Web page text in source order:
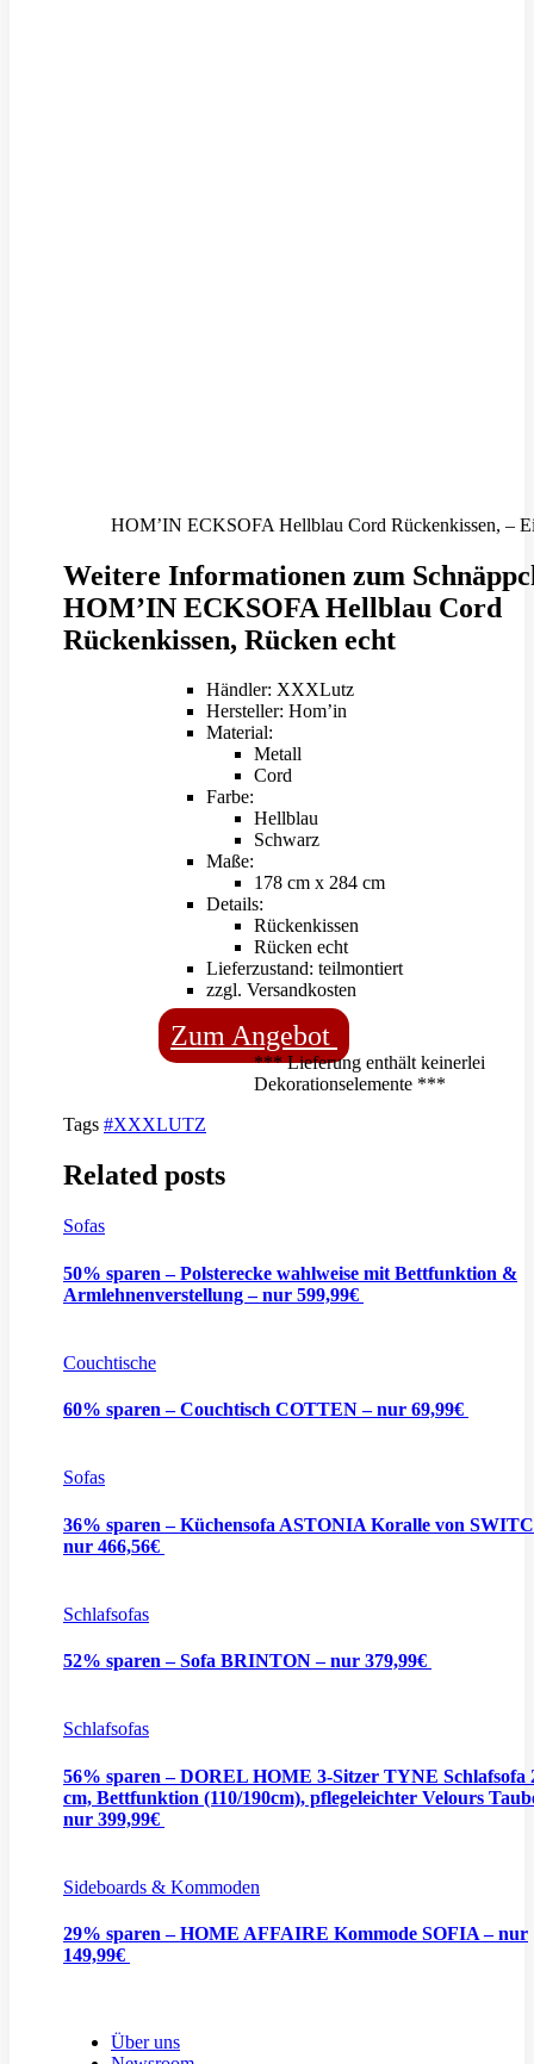
HOM’IN ECKSOFA Hellblau Cord Rückenkissen, –
Weitere Informationen zum
HOM’IN ECKSOFA Hellblau Cord
Rückenkissen, Rücken echt
Händler: XXXLutz
Hersteller: Hom’in
Material:
Metall
Cord
Farbe:
Hellblau
Schwarz
Maße:
178 cm x 284 cm
Details:
Rückenkissen
Rücken echt
Lieferzustand: teilmontiert
zzgl. Versandkosten
Zum Angebot
*** Lieferung enthält keinerlei
Dekorationselemente ***
Tags #XXXLUTZ
Related posts
Sofas
50% sparen – Polsterecke wahlweise mit Bettfunktion &
Armlehnenverstellung – nur 599,99€
Couchtische
60% sparen – Couchtisch COTTEN – nur 69,99€
Sofas
36% sparen – Küchensofa ASTONIA Koralle von
nur 466,56€
Schlafsofas
52% sparen – Sofa BRINTON – nur 379,99€
Schlafsofas
56% sparen – DOREL HOME 3-Sitzer TYNE Schlafsofa
cm, Bettfunktion (110/190cm), pflegeleichter Velours
nur 399,99€
Sideboards & Kommoden
29% sparen – HOME AFFAIRE Kommode SOFIA – nur
149,99€
Über uns